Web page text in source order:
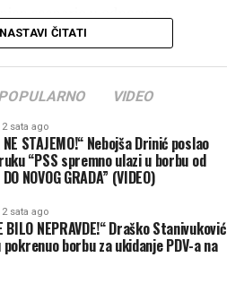
očekuje dolazak padobranskih
da se intenzivniji vojni saobraćaj
snaga iz sastava
diže na novi nivo.
više lokacija uz logističku
BiH, čime se dodatno potvrđuje
institucijama BiH.
NASTAVI ČITATI
VIDEO
2 sata ago
NE STAJEMO!“ Nebojša Drinić poslao
“PSS spremno ulazi u borbu od
NOVOG GRADA” (VIDEO)
2 sata ago
BILO NEPRAVDE!“ Draško Stanivuković
pokrenuo borbu za ukidanje PDV-a na